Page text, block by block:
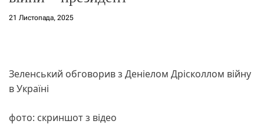
21 Листопада, 2025
Зеленський обговорив з Деніелом Дрісколлом війну
в Україні
фото: скриншот з відео